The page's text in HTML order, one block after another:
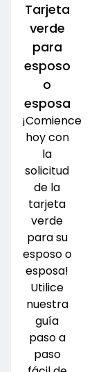
Tarjeta
verde
para
esposo
o
esposa
¡Comience
hoy con
la
solicitud
de la
tarjeta
verde
para su
esposo o
esposa!
Utilice
nuestra
guía
paso a
paso